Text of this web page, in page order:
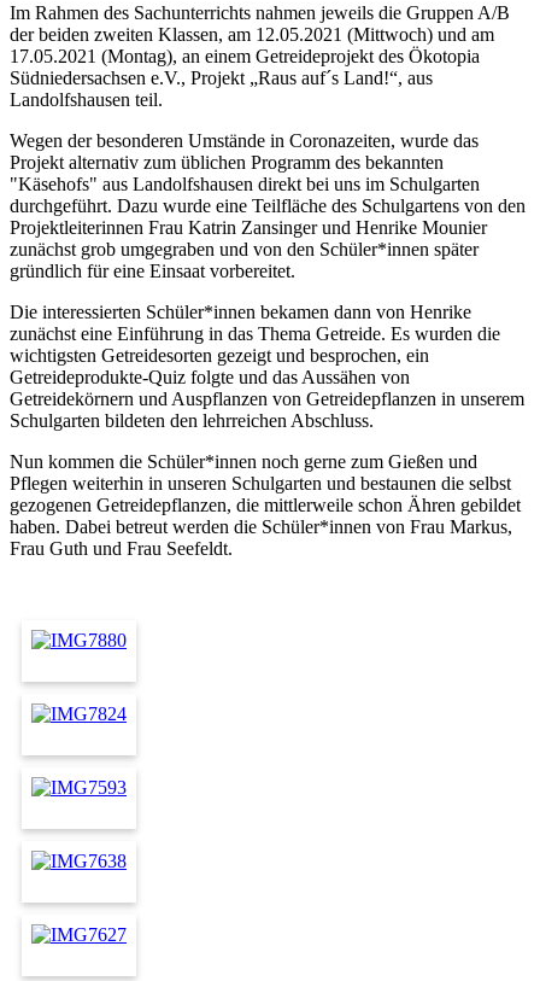
Im Rahmen des Sachunterrichts nahmen jeweils die Gruppen A/B
der beiden zweiten Klassen, am 12.05.2021 (Mittwoch) und am
17.05.2021 (Montag), an einem Getreideprojekt des Ökotopia
Südniedersachsen e.V., Projekt „Raus auf´s Land!“, aus
Landolfshausen teil.
Wegen der besonderen Umstände in Coronazeiten, wurde das
Projekt alternativ zum üblichen Programm des bekannten
"Käsehofs" aus Landolfshausen direkt bei uns im Schulgarten
durchgeführt. Dazu wurde eine Teilfläche des Schulgartens von den
Projektleiterinnen Frau Katrin Zansinger und Henrike Mounier
zunächst grob umgegraben und von den Schüler*innen später
gründlich für eine Einsaat vorbereitet.
Die interessierten Schüler*innen bekamen dann von Henrike
zunächst eine Einführung in das Thema Getreide. Es wurden die
wichtigsten Getreidesorten gezeigt und besprochen, ein
Getreideprodukte-Quiz folgte und das Aussähen von
Getreidekörnern und Auspflanzen von Getreidepflanzen in unserem
Schulgarten bildeten den lehrreichen Abschluss.
Nun kommen die Schüler*innen noch gerne zum Gießen und
Pflegen weiterhin in unseren Schulgarten und bestaunen die selbst
gezogenen Getreidepflanzen, die mittlerweile schon Ähren gebildet
haben. Dabei betreut werden die Schüler*innen von Frau Markus,
Frau Guth und Frau Seefeldt.